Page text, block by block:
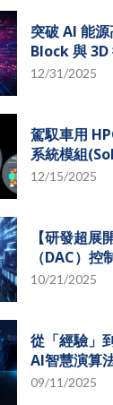
突破 AI 能
Block 與 3D
12/31/2025
駕馭車用
系統模組
佳甜蜜點」
12/15/2025
【研發超
（DAC）
決方案，智
10/21/2025
從「經驗」
AI智慧演算
測模型
09/11/2025